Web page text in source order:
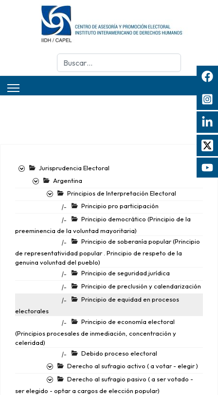
Buscar
Jurisprudencia Electoral
Argentina
Principios de Interpretación Electoral
|-
Principio pro participación
|-
Principio democrático (Principio de la
preeminencia de la voluntad mayoritaria)
|-
Principio de soberanía popular (Principio
de representatividad popular . Principio de respeto de la
genuina voluntad del pueblo)
|-
Principio de seguridad jurídica
|-
Principio de preclusión y calendarización
|-
Principio de equidad en procesos
electorales
|-
Principio de economía electoral
(Principios procesales de inmediación, concentración y
celeridad)
|-
Debido proceso electoral
Derecho al sufragio activo ( a votar - elegir )
Derecho al sufragio pasivo ( a ser votado -
ser elegido - optar a cargos de elección popular)